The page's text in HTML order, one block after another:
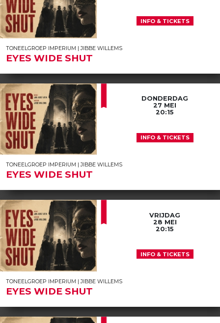
TONEELGROEP IMPERIUM | JIBBE WILLEMS
EYES WIDE SHUT
INFO & TICKETS
TONEELGROEP IMPERIUM | JIBBE WILLEMS
EYES WIDE SHUT
DONDERDAG
27 MEI
20:15
INFO & TICKETS
TONEELGROEP IMPERIUM | JIBBE WILLEMS
EYES WIDE SHUT
VRIJDAG
28 MEI
20:15
INFO & TICKETS